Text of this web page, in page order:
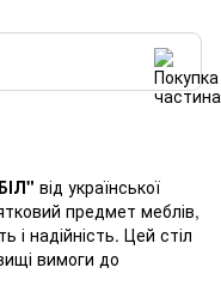
від української
предмет меблів,
і надійність. Цей стіл
вимоги до